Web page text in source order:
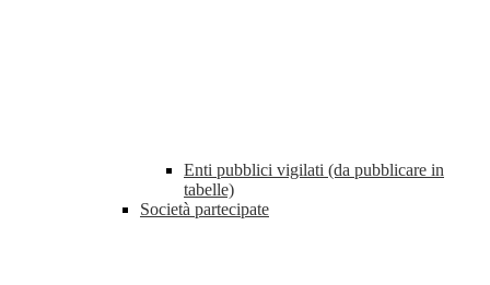
Enti pubblici vigilati (da pubblicare in
tabelle)
Società partecipate